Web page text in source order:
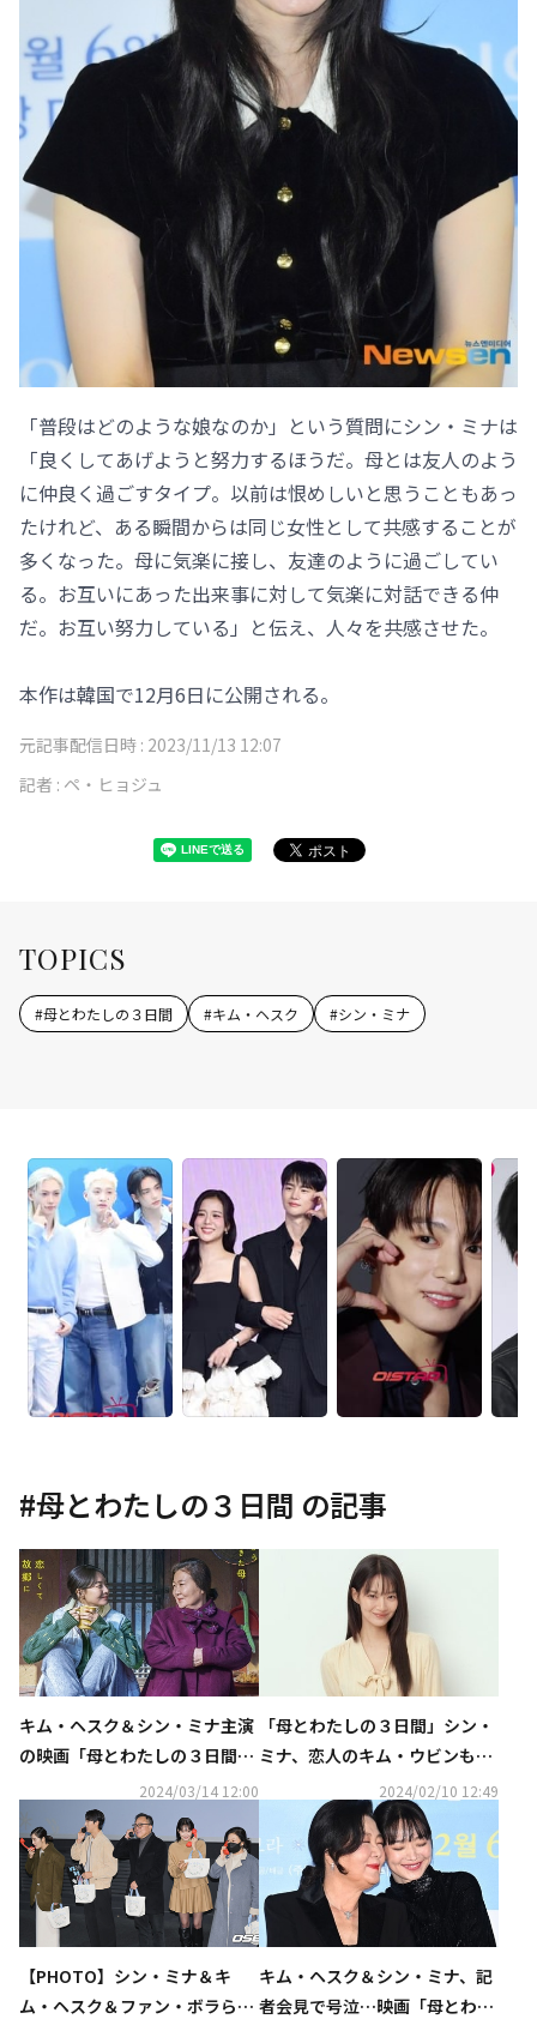
「普段はどのような娘なのか」という質問にシン・ミナは
「良くしてあげようと努力するほうだ。母とは友人のよう
に仲良く過ごすタイプ。以前は恨めしいと思うこともあっ
たけれど、ある瞬間からは同じ女性として共感することが
多くなった。母に気楽に接し、友達のように過ごしてい
る。お互いにあった出来事に対して気楽に対話できる仲
だ。お互い努力している」と伝え、人々を共感させた。
本作は韓国で12月6日に公開される。
元記事配信日時 : 2023/11/13 12:07
記者 : ペ・ヒョジュ
TOPICS
#母とわたしの３日間 #キム・ヘスク #シン・ミナ
#母とわたしの３日間 の記事
キム・ヘスク＆シン・ミナ主演
の映画「母とわたしの３日間」
5月24日より日本で公開決定
2024/03/14 12:00
「母とわたしの３日間」シン・
ミナ、恋人のキム・ウビンも観
覧“きっと泣いたと思う”
2024/02/10 12:49
【PHOTO】シン・ミナ＆キ
ム・ヘスク＆ファン・ボラら、
キム・ヘスク＆シン・ミナ、記
者会見で号泣…映画「母とわた